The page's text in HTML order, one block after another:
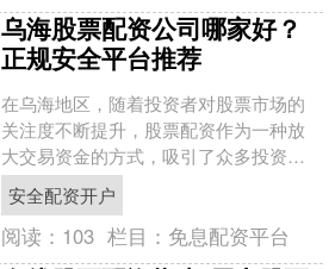
乌海股票配资公司哪家好？
正规安全平台推荐
在乌海地区，随着投资者对股票市场的
关注度不断提升，股票配资作为一种放
大交易资金的方式，吸引了众多投资者
的目光。然而，面对市场上众多的配资
公司安全配资开户，如何选....
安全配资开户
阅读： 103 栏目： 免息配资平台